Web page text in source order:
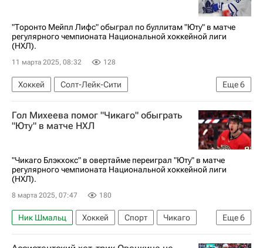
Национальная хоккейная лига (НХЛ)
Спорт
"Торонто Мейпл Лифс" обыграл по буллитам "Юту" в матче
регулярного чемпионата Национальной хоккейной лиги
(НХЛ).
11 марта 2025, 08:32 128
Еще6
Хоккей
Солт-Лейк-Сити
Вильям Нюландер
Калле Йернкрок
Симон Бенуа
Юта Маммот
Национальная хоккейная лига (НХЛ)
Гол Михеева помог "Чикаго" обыграть
"Юту" в матче НХЛ
"Чикаго Блэкхокс" в овертайме переиграл "Юту" в матче
регулярного чемпионата Национальной хоккейной лиги
(НХЛ).
8 марта 2025, 07:47 180
Еще6
Ник Шмальц Хоккей Спорт
Чикаго
Илья Михеев
Юта Маммот